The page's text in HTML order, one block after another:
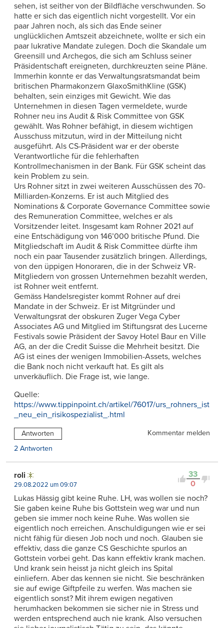
sehen, ist seither von der Bildfläche verschwunden. So
hatte er sich das eigentlich nicht vorgestellt. Vor ein
paar Jahren noch, als sich das Ende seiner
unglücklichen Amtszeit abzeichnete, wollte er sich ein
paar lukrative Mandate zulegen. Doch die Skandale um
Greensill und Archegos, die sich am Schluss seiner
Präsidentschaft ereigneten, durchkreuzten seine Pläne.
Immerhin konnte er das Verwaltungsratsmandat beim
britischen Pharmakonzern GlaxoSmithKline (GSK)
behalten, sein einziges mit Gewicht. Wie das
Unternehmen in diesen Tagen vermeldete, wurde
Rohner neu ins Audit & Risk Committee von GSK
gewählt. Was Rohner befähigt, in diesem wichtigen
Ausschuss mitzutun, wird in der Mitteilung nicht
ausgeführt. Als CS-Präsident war er der oberste
Verantwortliche für die fehlerhaften
Kontrollmechanismen in der Bank. Für GSK scheint das
kein Problem zu sein.
Urs Rohner sitzt in zwei weiteren Ausschüssen des 70-
Milliarden-Konzerns. Er ist auch Mitglied des
Nominations & Corporate Governance Committee sowie
des Remuneration Committee, welches er als
Vorsitzender leitet. Insgesamt kam Rohner 2021 auf
eine Entschädigung von 146’000 britische Pfund. Die
Mitgliedschaft im Audit & Risk Committee dürfte ihm
noch ein paar Tausender zusätzlich bringen. Allerdings,
von den üppigen Honoraren, die in der Schweiz VR-
Mitgliedern von grossen Unternehmen bezahlt werden,
ist Rohner weit entfernt.
Gemäss Handelsregister kommt Rohner auf drei
Mandate in der Schweiz. Er ist Mitgründer und
Verwaltungsrat der obskuren Zuger Vega Cyber
Associates AG und Mitglied im Stiftungsrat des Lucerne
Festivals sowie Präsident der Savoy Hotel Baur en Ville
AG, an der die Credit Suisse die Mehrheit besitzt. Die
AG ist eines der wenigen Immobilien-Assets, welches
die Bank noch nicht verkauft hat. Es gilt als
unverkäuflich. Die Frage ist, wie lange.
Quelle:
https://www.tippinpoint.ch/artikel/76017/urs_rohners_ist
_neu_ein_risikospezialist_.html
Antworten
Kommentar melden
2 Antworten
33
0
roli
29.08.2022 um 09:07
Lukas Hässig gibt keine Ruhe. LH, was wollen sie noch?
Sie gaben keine Ruhe bis Gottstein weg war und nun
geben sie immer noch keine Ruhe. Was wollen sie
eigentlich noch erreichen. Anschuldigungen wie er sei
nicht fähig für diesen Job noch und noch. Glauben sie
effektiv, dass die ganze CS Geschichte spurlos an
Gottstein vorbei geht. Das kann effektiv krank machen.
Und krank sein heisst ja nicht gleich ins Spital
einliefern. Aber das kennen sie nicht. Sie beschränken
sie auf ewige Giftpfeile zu werfen. Was machen sie
eigentlich sonst? Mit ihrem ewigen negativen
herumhacken bekommen sie sicher nie in Stress und
werden entsprechend auch nie krank. Also versuchen